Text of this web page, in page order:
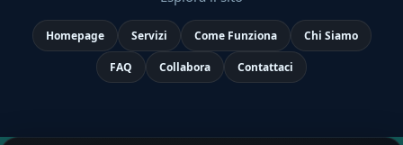
Homepage Servizi Come Funziona Chi Siamo
FAQ Collabora Contattaci